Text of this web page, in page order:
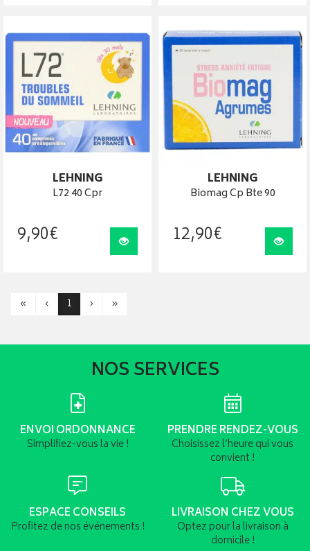
LEHNING
L72 40 Cpr
9,90€ Visualiser
LEHNING
Biomag Cp Bte 90
12,90€
« ‹ 1 › »
NOS SERVICES
ENVOI ORDONNANCE
Simplifiez-vous la vie !
PRENDRE RENDEZ-VOUS
Choisissez l’heure qui vous
convient !
ESPACE CONSEILS
Profitez de nos événements !
LIVRAISON CHEZ VOUS
Optez pour la livraison à
domicile !